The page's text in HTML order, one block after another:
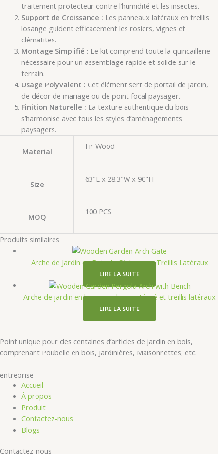
traitement protecteur contre l’humidité et les insectes.
Support de Croissance : Les panneaux latéraux en treillis
losange guident efficacement les rosiers, vignes et
clématites.
Montage Simplifié : Le kit comprend toute la quincaillerie
nécessaire pour un assemblage rapide et solide sur le
terrain.
Usage Polyvalent : Cet élément sert de portail de jardin,
de décor de mariage ou de point focal paysager.
Finition Naturelle : La texture authentique du bois
s’harmonise avec tous les styles d’aménagements
paysagers.
Material
Fir Wood
Size
63"L x 28.3"W x 90"H
MOQ
100 PCS
Produits similaires
Arche de Jardin en Bois de Cèdre avec Treillis Latéraux
LIRE LA SUITE
Arche de jardin en bois avec banc intégré et treillis latéraux
LIRE LA SUITE
​​Point unique pour des centaines d’articles de jardin en bois,
comprenant Poubelle en bois, Jardinières, Maisonnettes, etc.​​
​​entreprise​​
Accueil
À propos
Produit
Contactez-nous
Blogs
Contactez-nous